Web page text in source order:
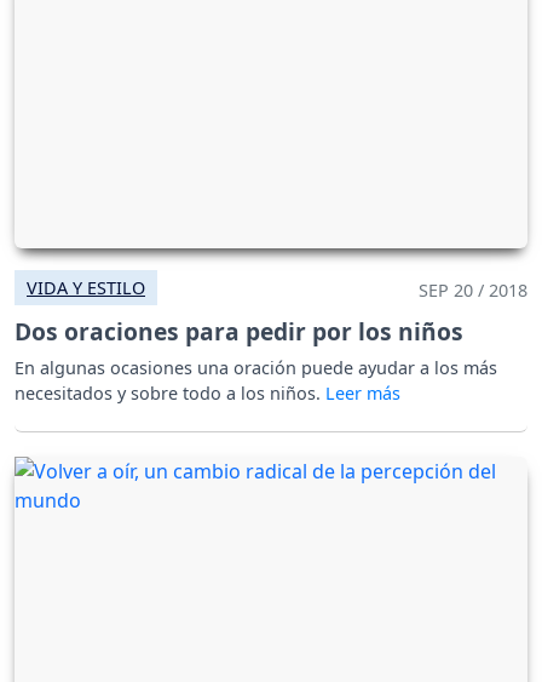
VIDA Y ESTILO SEP 20 / 2018
Dos oraciones para pedir por los niños
En algunas ocasiones una oración puede ayudar a los más
necesitados y sobre todo a los niños.